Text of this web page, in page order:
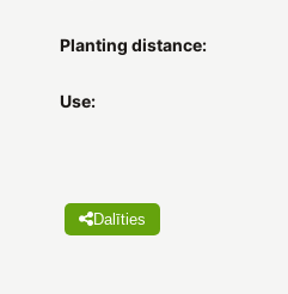
Planting distance:
Use:
Dalīties